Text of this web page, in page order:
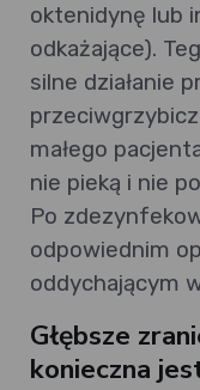
oktenidynę lub
odkażające).
silne działanie
małego
nie pieką i nie
Po
odpowiednim
oddychającym
Głębsze
konieczna